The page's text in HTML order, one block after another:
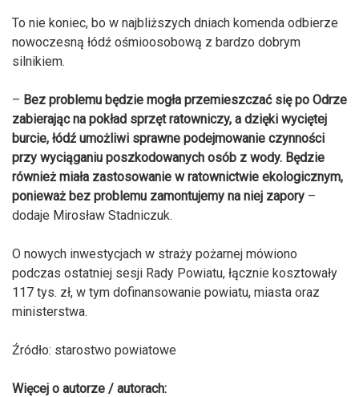
To nie koniec, bo w najbliższych dniach komenda odbierze
nowoczesną łódź ośmioosobową z bardzo dobrym
silnikiem.
– Bez problemu będzie mogła przemieszczać się po Odrze
zabierając na pokład sprzęt ratowniczy, a dzięki wyciętej
burcie, łódź umożliwi sprawne podejmowanie czynności
przy wyciąganiu poszkodowanych osób z wody. Będzie
również miała zastosowanie w ratownictwie ekologicznym,
ponieważ bez problemu zamontujemy na niej zapory –
dodaje Mirosław Stadniczuk.
O nowych inwestycjach w straży pożarnej mówiono
podczas ostatniej sesji Rady Powiatu, łącznie kosztowały
117 tys. zł, w tym dofinansowanie powiatu, miasta oraz
ministerstwa.
Źródło: starostwo powiatowe
Więcej o autorze / autorach: